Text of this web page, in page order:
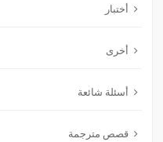
أختبار
أخرى
أسئلة شائعة
قصص مترجمة